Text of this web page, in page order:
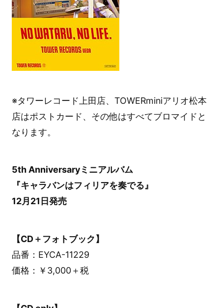
※タワーレコード上田店、TOWERminiアリオ松本
店はポストカード、その他はすべてブロマイドと
なります。
5th Anniversaryミニアルバム
『キャラバンはフィリアを奏でる』
12月21日発売
【CD＋フォトブック】
品番：EYCA-11229
価格：￥3,000＋税